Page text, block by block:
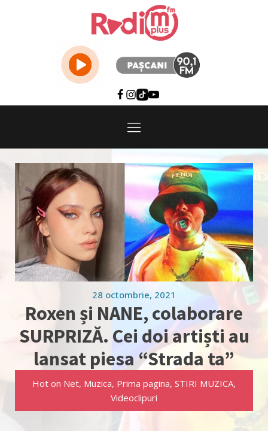
28 octombrie, 2021
Roxen și NANE, colaborare
SURPRIZĂ. Cei doi artiști au
lansat piesa “Strada ta”
Hot on Net, Muzica, Prima pagina, STIRI MUZICA,
Videoclipuri